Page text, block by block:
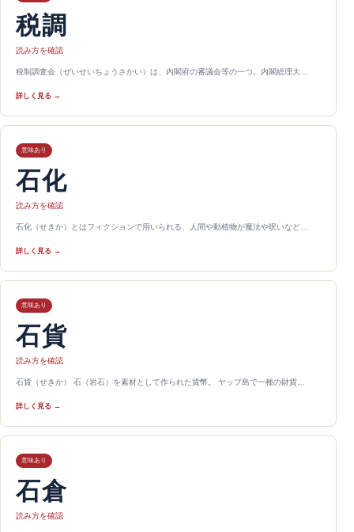
税調
読み方を確認
税制調査会（ぜいせいちょうさかい）は、内閣府の審議会等の一つ。内閣総理大…
詳しく見る →
意味あり
石化
読み方を確認
石化（せきか）とはフィクションで用いられる、人間や動植物が魔法や呪いなど…
詳しく見る →
意味あり
石貨
読み方を確認
石貨（せきか） 石（岩石）を素材として作られた貨幣。 ヤップ島で一種の財貨…
詳しく見る →
意味あり
石倉
読み方を確認